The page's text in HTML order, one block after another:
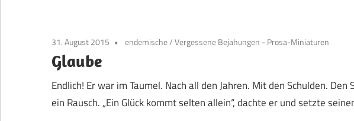
31. August 2015 endemische/Vergessene Bejahungen - Prosa-Miniaturen
Glaube
Endlich! Er war im Taumel. Nach all den Jahren. Mit den Schulden.
ein Rausch. „Ein Glück kommt selten allein“, dachte er und setzte